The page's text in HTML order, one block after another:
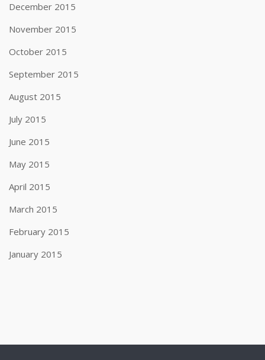
December 2015
November 2015
October 2015
September 2015
August 2015
July 2015
June 2015
May 2015
April 2015
March 2015
February 2015
January 2015